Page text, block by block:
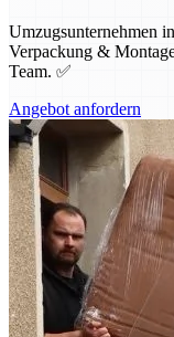
Umzugsunternehmen
Verpackung &
Team. ✅
Angebot anfordern